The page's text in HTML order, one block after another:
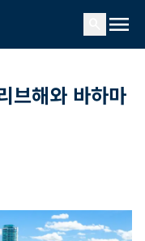
menu
브해와 바하마